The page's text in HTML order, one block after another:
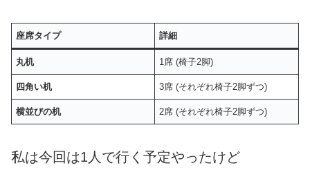
座席タイプ 詳細
丸机 1席 (椅子2脚)
四角い机 3席 (それぞれ椅子2脚ずつ)
横並びの机 2席 (それぞれ椅子2脚ずつ)
私は今回は1人で行く予定やったけど